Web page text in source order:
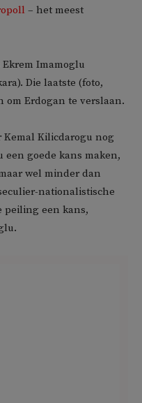
– het meest
Ekrem Imamoglu
Die laatste (foto,
om Erdogan te verslaan.
Kilicdarogu nog
een goede kans maken,
wel minder dan
nationalistische
peiling een kans,